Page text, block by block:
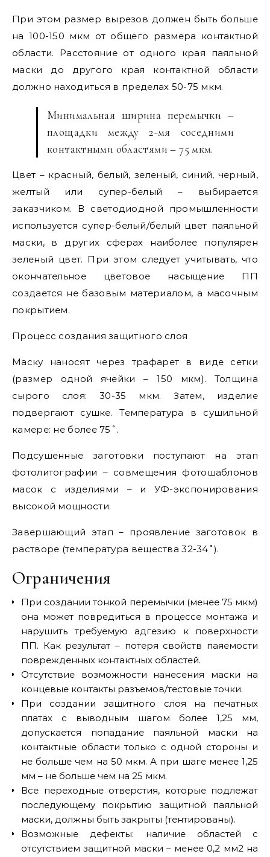
При этом размер вырезов должен быть больше
на 100-150 мкм от общего размера контактной
области. Расстояние от одного края паяльной
маски до другого края контактной области
должно находиться в пределах 50-75 мкм.
Минимальная ширина перемычки –
площадки между 2-мя соседними
контактными областями – 75 мкм.
Цвет – красный, белый, зеленый, синий, черный,
желтый или супер-белый – выбирается
заказчиком. В светодиодной промышленности
используется супер-белый/белый цвет паяльной
маски, в других сферах наиболее популярен
зеленый цвет. При этом следует учитывать, что
окончательное цветовое насыщение ПП
создается не базовым материалом, а масочным
покрытием.
Процесс создания защитного слоя
Маску наносят через трафарет в виде сетки
(размер одной ячейки – 150 мкм). Толщина
сырого слоя: 30-35 мкм. Затем, изделие
подвергают сушке. Температура в сушильной
камере: не более 75˚.
Подсушенные заготовки поступают на этап
фотолитографии – совмещения фотошаблонов
масок с изделиями – и УФ-экспонирования
высокой мощности.
Завершающий этап – проявление заготовок в
растворе (температура вещества 32-34˚).
Ограничения
При создании тонкой перемычки (менее 75 мкм)
она может повредиться в процессе монтажа и
нарушить требуемую адгезию к поверхности
ПП. Как результат – потеря свойств паяемости
поврежденных контактных областей.
Отсутствие возможности нанесения маски на
концевые контакты разъемов/тестовые точки.
При создании защитного слоя на печатных
платах с выводным шагом более 1,25 мм,
допускается попадание паяльной маски на
контактные области только с одной стороны и
не больше чем на 50 мкм. А при шаге менее 1,25
мм – не больше чем на 25 мкм.
Все переходные отверстия, которые подлежат
последующему покрытию защитной паяльной
маски, должны быть закрыты (тентированы).
Возможные дефекты: наличие областей с
отсутствием защитной маски – менее 0,2 мм2 на